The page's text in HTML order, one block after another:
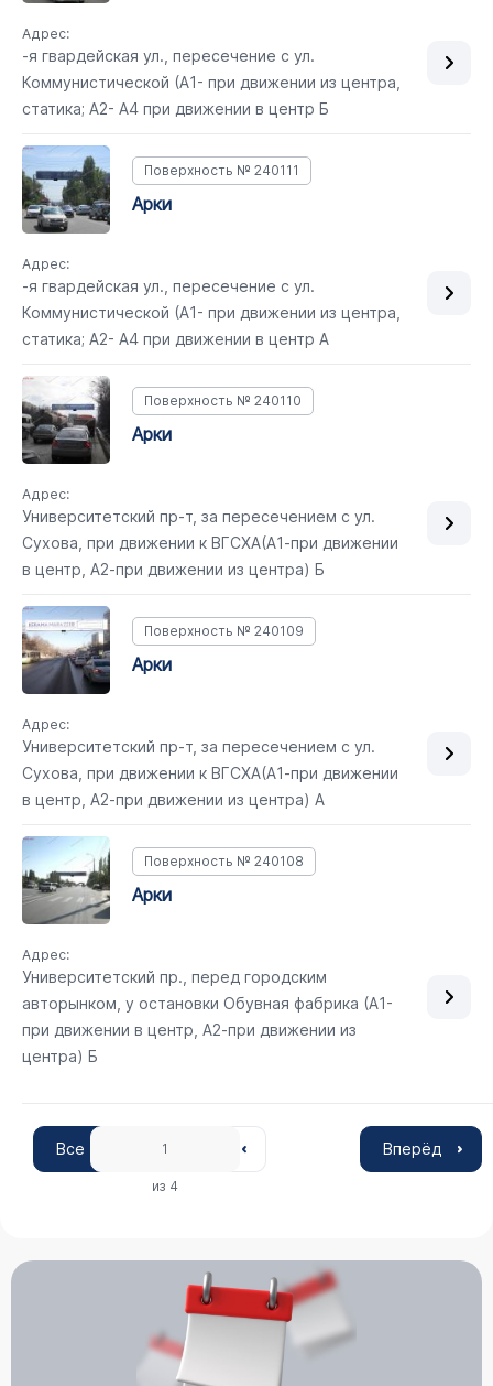
Адрес:
-я гвардейская ул., пересечение с ул.
Коммунистической (А1- при движении из центра,
статика; А2- А4 при движении в центр Б
Поверхность № 240111
арки
Адрес:
-я гвардейская ул., пересечение с ул.
Коммунистической (А1- при движении из центра,
статика; А2- А4 при движении в центр А
Поверхность № 240110
арки
Адрес:
Университетский пр-т, за пересечением с ул.
Сухова, при движении к ВГСХА(А1-при движении
в центр, А2-при движении из центра) Б
Поверхность № 240109
арки
Адрес:
Университетский пр-т, за пересечением с ул.
Сухова, при движении к ВГСХА(А1-при движении
в центр, А2-при движении из центра) А
Поверхность № 240108
арки
Адрес:
Университетский пр., перед городским
авторынком, у остановки Обувная фабрика (А1-
при движении в центр, А2-при движении из
центра) Б
Все Вперёд
1
из 4